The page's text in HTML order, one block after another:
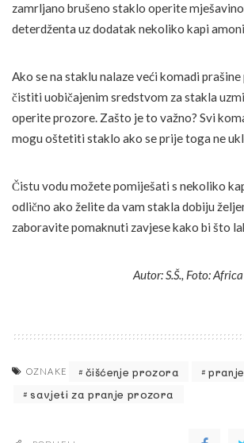
zamrljano brušeno staklo operite
deterdženta uz dodatak nekoliko kapi
Ako se na staklu nalaze veći komadi
čistiti uobičajenim sredstvom za stakla
operite prozore. Zašto je to važno? Svi
mogu oštetiti staklo ako se prije toga ne
Čistu vodu možete pomiješati s nekoliko
odlično ako želite da vam stakla dobiju
zaboravite pomaknuti zavjese kako bi što
Autor: S.Š., Foto:
OZNAKE čišćenje prozora
savjeti za pranje prozora